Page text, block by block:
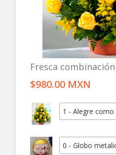
Fresca
$980.00 MXN
1 - Alegre como
0 - Globo